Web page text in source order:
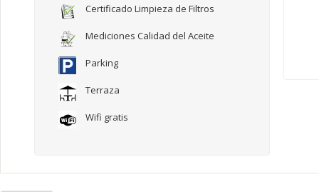
Certificado Limpieza de Filtros
Mediciones Calidad del Aceite
Parking
Terraza
Wifi gratis